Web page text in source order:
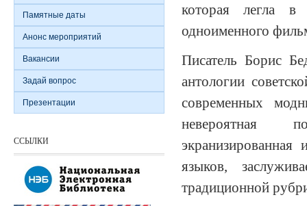
которая легла в
одноименного
Писатель Борис
антологии
современных
невероятная
экранизированная
языков,
традиционной
Памятные даты
Анонс мероприятий
Вакансии
Задай вопрос
Презентации
ССЫЛКИ